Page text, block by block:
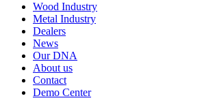
Wood Industry
Metal Industry
Dealers
News
Our DNA
About us
Contact
Demo Center